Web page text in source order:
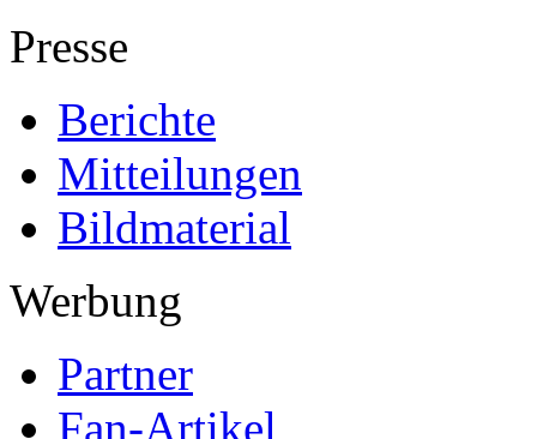
Presse
Berichte
Mitteilungen
Bildmaterial
Werbung
Partner
Fan-Artikel